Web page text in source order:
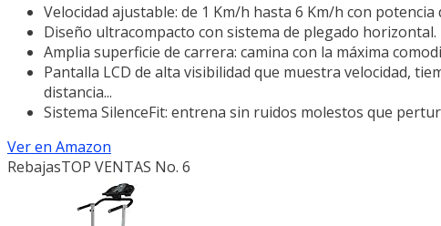
Velocidad ajustable: de 1 Km/h hasta 6 Km/h con potencia
Diseño ultracompacto con sistema de plegado
Amplia superficie de carrera: camina con la máxima
Pantalla LCD de alta visibilidad que muestra velocidad,
distancia...
Sistema SilenceFit: entrena sin ruidos molestos que
Ver en Amazon
RebajasTOP VENTAS No. 6